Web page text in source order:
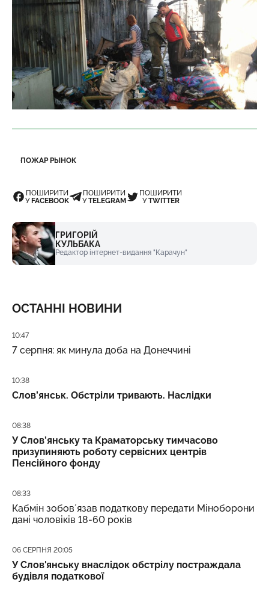
ПОЖАР РЫНОК
ПОШИРИТИ
У FACEBOOK
ПОШИРИТИ
УTELEGRAM
ПОШИРИТИ
УTWITTER
ГРИГОРІЙ
КУЛЬБАКА
Редактор інтернет-видання "Карачун"
ОСТАННІ НОВИНИ
Дата публікації
10:47
7 серпня: як минула доба на Донеччині
Дата публікації
10:38
Слов’янськ. Обстріли тривають. Наслідки
Дата публікації
08:38
У Слов’янську та Краматорську тимчасово
призупиняють роботу сервісних центрів
Пенсійного фонду
Дата публікації
08:33
Кабмін зобовʼязав податкову передати Міноборони
дані чоловіків 18-60 років
Дата публікації
06 СЕРПНЯ 20:05
У Слов'янську внаслідок обстрілу постраждала
будівля податкової